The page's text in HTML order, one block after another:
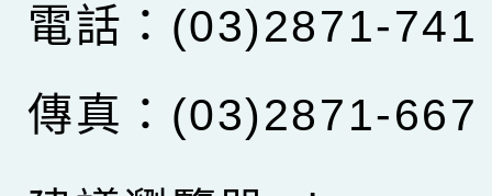
電話：(03)2871-741
傳真：(03)2871-667